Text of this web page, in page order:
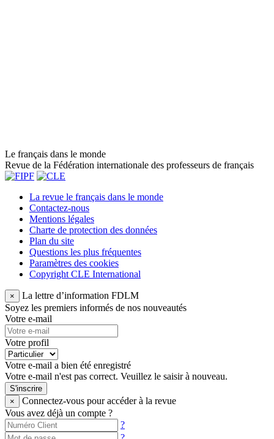
Le français dans le monde
Revue de la Fédération internationale des professeurs de français
La revue le français dans le monde
Contactez-nous
Mentions légales
Charte de protection des données
Plan du site
Questions les plus fréquentes
Paramètres des cookies
Copyright CLE International
×
La lettre d’information FDLM
Soyez les premiers informés de nos nouveautés
Votre e-mail
Votre profil
Votre e-mail a bien été enregistré
Votre e-mail n'est pas correct. Veuillez le saisir à nouveau.
S'inscrire
×
Connectez-vous pour accéder à la revue
Vous avez déjà un compte ?
?